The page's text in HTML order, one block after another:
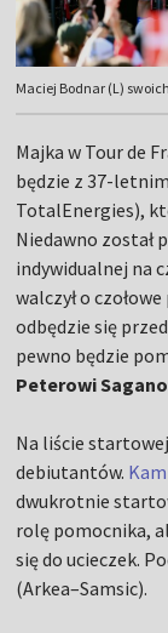
Maciej Bodnar (L)
Majka w Tour de
będzie z 37-letnim
TotalEnergies),
Niedawno został
indywidualnej na
walczył o
odbędzie się
pewno będzie
Peterowi
Na liście
debiutantów.
dwukrotnie
rolę pomocnika,
się do ucieczek.
(Arkea–Samsic).